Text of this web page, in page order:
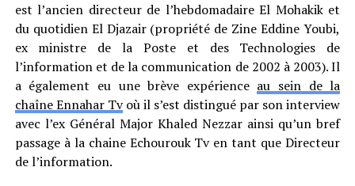
est l’ancien directeur de l’hebdomadaire El Mohakik et
du quotidien El Djazair (propriété de Zine Eddine Youbi,
ex ministre de la Poste et des Technologies de
l’information et de la communication de 2002 à 2003). Il
a également eu une brève expérience au sein de la
chaîne Ennahar Tvoù il s’est distingué par son interview
avec l’ex Général Major Khaled Nezzar ainsi qu’un bref
passage à la chaine Echourouk Tv en tant que Directeur
de l’information.